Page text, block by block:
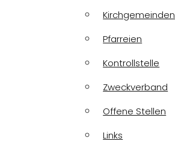
Kirchgemeinden
Pfarreien
Kontrollstelle
Zweckverband
Offene Stellen
Links